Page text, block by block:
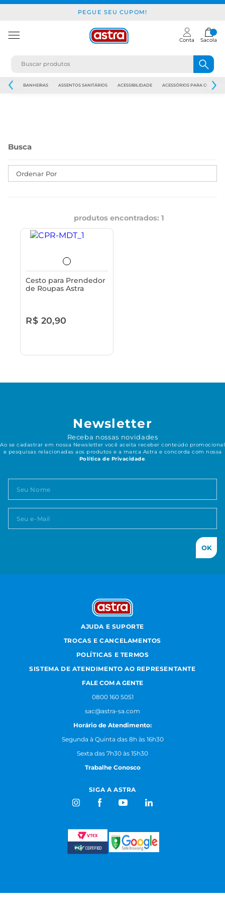
PEGUE SEU CUPOM!
Conta Sacola
JAPI BANHEIRAS ASSENTOS SANITÁRIOS ACESSIBILIDADE ACESSÓRIOS PARA
Ordenar Por
produtos encontrados: 1
Cesto para Prendedor
de Roupas Astra
R$ 20,90
Newsletter
Receba nossas novidades
Ao se cadastrar em nossa Newsletter você aceita receber conteúdo promocional
e pesquisas relacionadas aos produtos e a marca Astra e concorda com nossa
Política de Privacidade.
OK
AJUDA E SUPORTE
TROCAS E CANCELAMENTOS
POLÍTICAS E TERMOS
SISTEMA DE ATENDIMENTO AO REPRESENTANTE
FALE COM A GENTE
0800 160 5051
sac@astra-sa.com
Horário de Atendimento:
Segunda à Quinta das 8h às 16h30
Sexta das 7h30 às 15h30
Trabalhe Conosco
SIGA A ASTRA